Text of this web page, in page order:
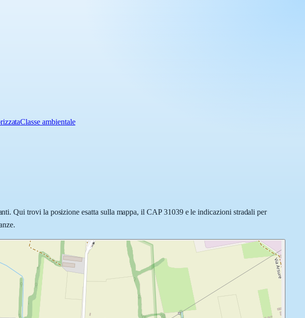
Classe ambientale
Qui trovi la posizione esatta sulla mappa, il CAP 31039 e le indicazioni stradali per